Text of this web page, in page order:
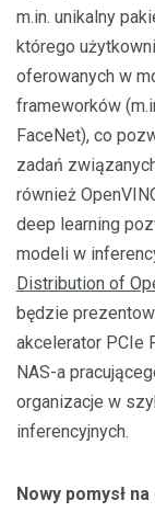
m.in. unikalny
którego
oferowanych w
frameworków
FaceNet), co
zadań
również
deep learning
modeli w
Distribution of
będzie
akcelerator PCIe
NAS-a
organizacje w
inferencyjnych.
Nowy pomysł